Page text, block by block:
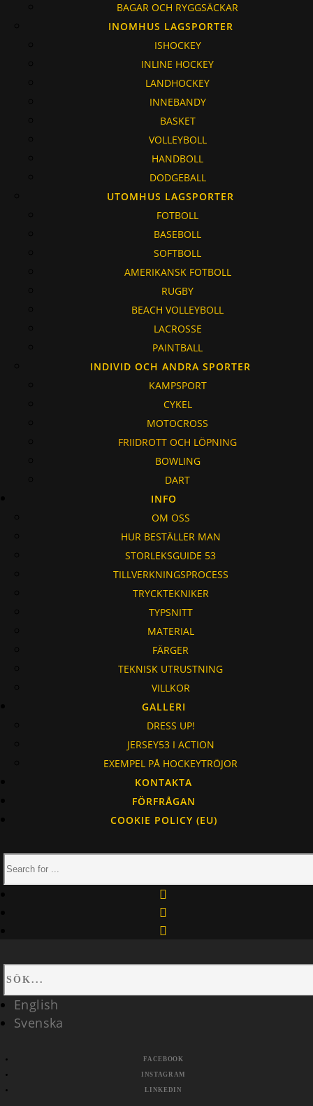
BAGAR OCH RYGGSÄCKAR
INOMHUS LAGSPORTER
ISHOCKEY
INLINE HOCKEY
LANDHOCKEY
INNEBANDY
BASKET
VOLLEYBOLL
HANDBOLL
DODGEBALL
UTOMHUS LAGSPORTER
FOTBOLL
BASEBOLL
SOFTBOLL
AMERIKANSK FOTBOLL
RUGBY
BEACH VOLLEYBOLL
LACROSSE
PAINTBALL
INDIVID OCH ANDRA SPORTER
KAMPSPORT
CYKEL
MOTOCROSS
FRIIDROTT OCH LÖPNING
BOWLING
DART
INFO
OM OSS
HUR BESTÄLLER MAN
STORLEKSGUIDE 53
TILLVERKNINGSPROCESS
TRYCKTEKNIKER
TYPSNITT
MATERIAL
FÄRGER
TEKNISK UTRUSTNING
VILLKOR
GALLERI
DRESS UP!
JERSEY53 I ACTION
EXEMPEL PÅ HOCKEYTRÖJOR
KONTAKTA
FÖRFRÅGAN
COOKIE POLICY (EU)
English
Svenska
FACEBOOK
INSTAGRAM
LINKEDIN